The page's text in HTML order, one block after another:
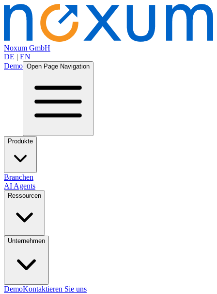
Noxum GmbH
DE | EN
Demo Open Page Navigation
Produkte
Branchen
AI Agents
Ressourcen
Unternehmen
DemoKontaktieren Sie uns